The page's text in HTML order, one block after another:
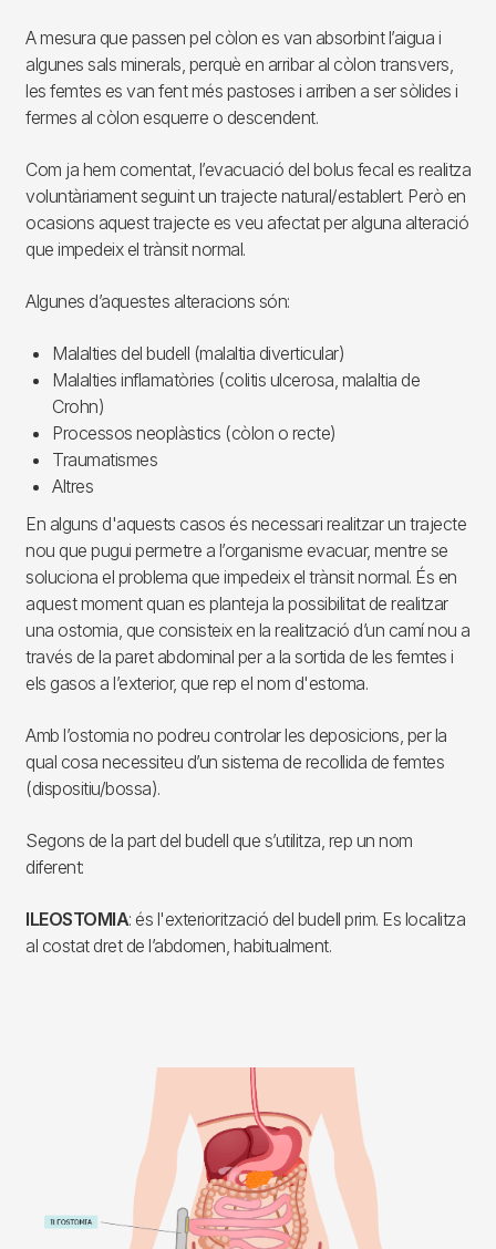
A mesura que passen pel còlon es van absorbint l’aigua i
algunes sals minerals, perquè en arribar al còlon transvers,
les femtes es van fent més pastoses i arriben a ser sòlides i
fermes al còlon esquerre o descendent.
Com ja hem comentat, l’evacuació del bolus fecal es realitza
voluntàriament seguint un trajecte natural/establert. Però en
ocasions aquest trajecte es veu afectat per alguna alteració
que impedeix el trànsit normal.
Algunes d’aquestes alteracions són:
Malalties del budell (malaltia diverticular)
Malalties inflamatòries (colitis ulcerosa, malaltia de
Crohn)
Processos neoplàstics (còlon o recte)
Traumatismes
Altres
En alguns d'aquests casos és necessari realitzar un trajecte
nou que pugui permetre a l’organisme evacuar, mentre se
soluciona el problema que impedeix el trànsit normal. És en
aquest moment quan es planteja la possibilitat de realitzar
una ostomia, que consisteix en la realització d’un camí nou a
través de la paret abdominal per a la sortida de les femtes i
els gasos a l’exterior, que rep el nom d'estoma.
Amb l’ostomia no podreu controlar les deposicions, per la
qual cosa necessiteu d’un sistema de recollida de femtes
(dispositiu/bossa).
Segons de la part del budell que s’utilitza, rep un nom
diferent:
ILEOSTOMIA: és l'exteriorització del budell prim. Es localitza
al costat dret de l’abdomen, habitualment.